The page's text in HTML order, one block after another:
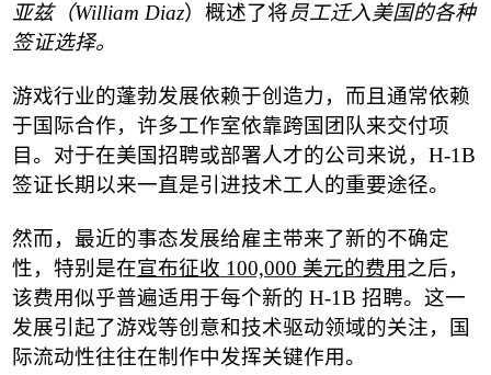
亚兹（William Diaz） 概述了将员工迁入美国的各种
签证选择。
游戏行业的蓬勃发展依赖于创造力，而且通常依赖
于国际合作，许多工作室依靠跨国团队来交付项
目。对于在美国招聘或部署人才的公司来说， H-1B
签证长期以来一直是引进技术工人的重要途径。
然而，最近的事态发展给雇主带来了新的不确定
性，特别是在宣布征收 100,000 美元的费用之后，
该费用似乎普遍适用于每个新的 H-1B 招聘。这一
发展引起了游戏等创意和技术驱动领域的关注，国
际流动性往往在制作中发挥关键作用。